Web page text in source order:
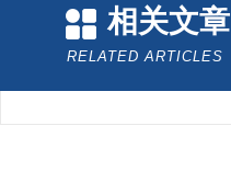
相关文章
RELATED ARTICLES